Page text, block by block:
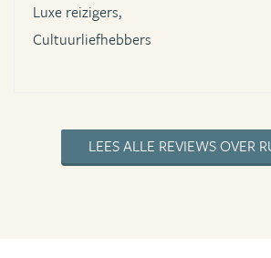
Luxe reizigers,
Cultuurliefhebbers
LEES ALLE REVIEWS OVER